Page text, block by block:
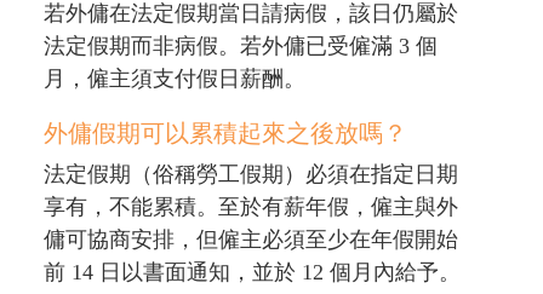
若外傭在法定假期當日請病假，該日仍屬於
法定假期而非病假。若外傭已受僱滿 3 個
月，僱主須支付假日薪酬。
外傭假期可以累積起來之後放嗎？
法定假期（俗稱勞工假期）必須在指定日期
享有，不能累積。至於有薪年假，僱主與外
傭可協商安排，但僱主必須至少在年假開始
前 14 日以書面通知，並於 12 個月內給予。